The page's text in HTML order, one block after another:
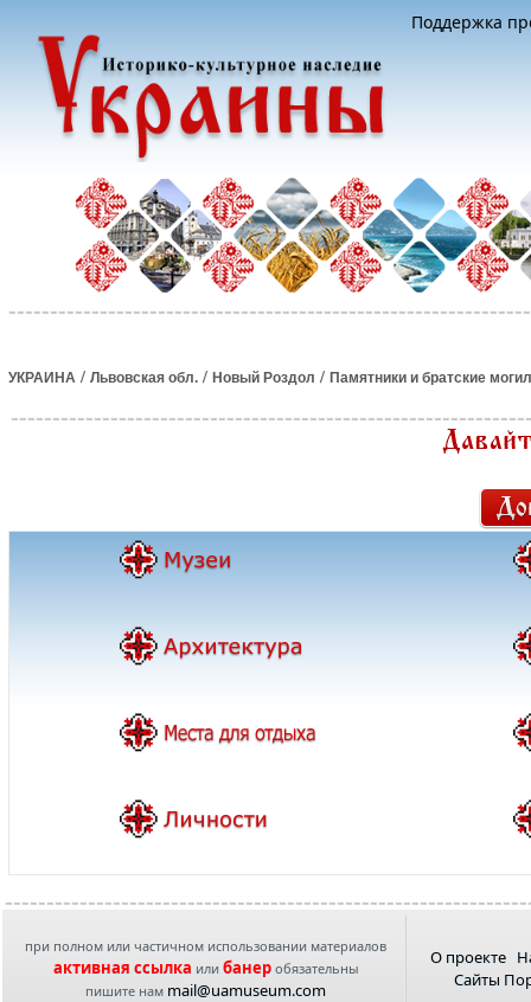
Поддержка
УКРАИНА / Львовская обл. / Новый Роздол / Памятники и братские
при полном или частичном использовании материалов
активная ссылка или банеробязательны
пишите нам mail@uamuseum.com
О проекте
Сайты